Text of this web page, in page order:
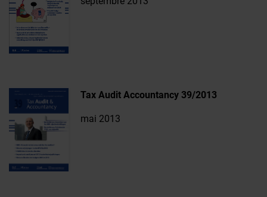
Tax Audit Accountancy 39/2013
mai 2013